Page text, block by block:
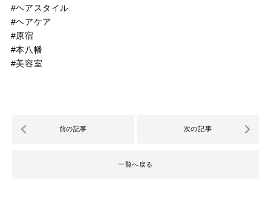
#ヘアスタイル
#ヘアケア
#原宿
#本八幡
#美容室
前の記事 次の記事
一覧へ戻る